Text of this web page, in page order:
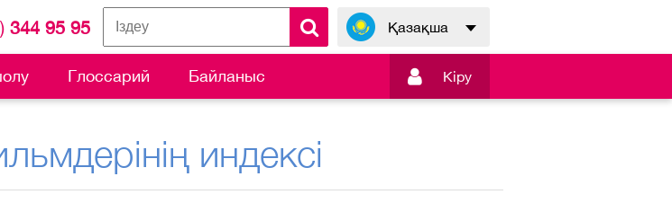
344 95 95 Қазақша
Глоссарий Байланыс  Кiру
индексі